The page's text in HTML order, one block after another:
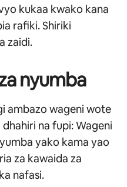
kukaa kwako kana
rafiki. Shiriki
zaidi.
nyumba
ambazo wageni wote
na fupi: Wageni
yako kama yao
za kawaida za
nafasi.